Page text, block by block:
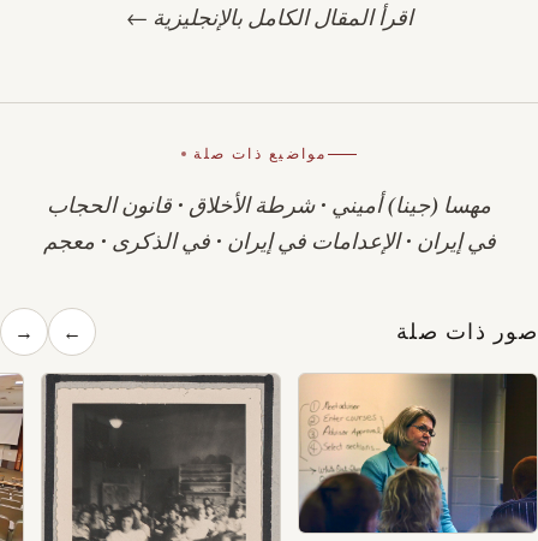
اقرأ المقال الكامل بالإنجليزية ←
مواضيع ذات صلة
مهسا (جينا) أميني ·شرطة الأخلاق · قانون الحجاب
في إيران ·الإعدامات في إيران ·في الذكرى · معجم
صور ذات صلة ←
→